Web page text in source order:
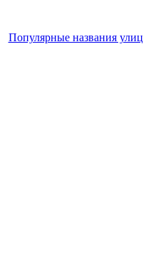
Популярные названия улиц